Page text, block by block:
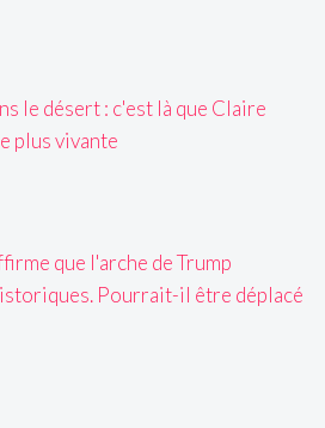
le désert : c'est là que Claire
plus vivante
que l'arche de Trump
Pourrait-il être déplacé